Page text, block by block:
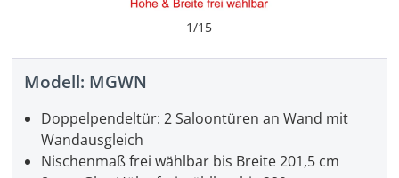
1/15
Modell: MGWN
Doppelpendeltür: 2 Saloontüren an Wand mit
Wandausgleich
Nischenmaß frei wählbar bis Breite 201,5 cm